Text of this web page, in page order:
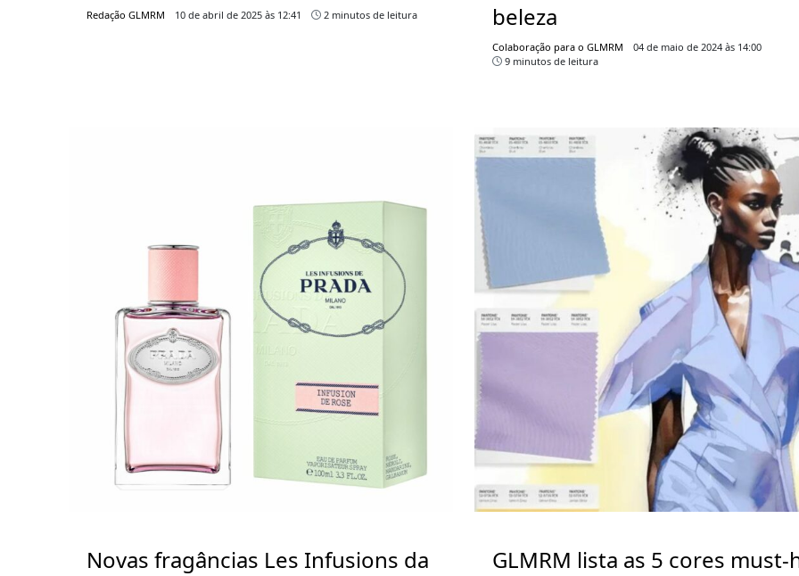
Redação GLMRM 10 de abril de 2025 às 12:41 2 minutos de leitura
beleza
Colaboração para o GLMRM
04 de maio de 2024 às 14:00
9 minutos de leitura
Novas fragâncias Les Infusions da
GLMRM lista as 5 cores must-